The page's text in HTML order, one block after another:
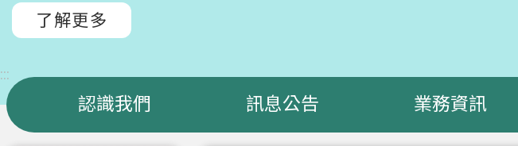
了解更多
:::
認識我們 訊息公告 業務資訊